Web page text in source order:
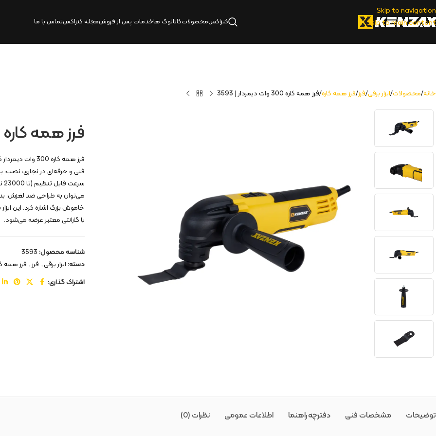
Skip to navigation
Skip to main content
کنزاکسمحصولاتکاتالوگ‌ هاخدمات پس از فروشمجله کنزاکستماس با ما
خانه محصولات ابزار برقی فرز فرز همه کاره فرز همه کاره 300 وات دیمردار | 3593
فرز همه کاره 300 وات دیمردار | 3593
می‌توان به طراحی ضد لغزش،
با گارانتی معتبر عرضه می‌شود.
شناسه محصول:3593
دسته:ابزار برقی, فرز, فرز همه
اشتراک گذاری:
توضیحات نظرات (0) مشخصات فنی اطلاعات عمومی دفترچه راهنما